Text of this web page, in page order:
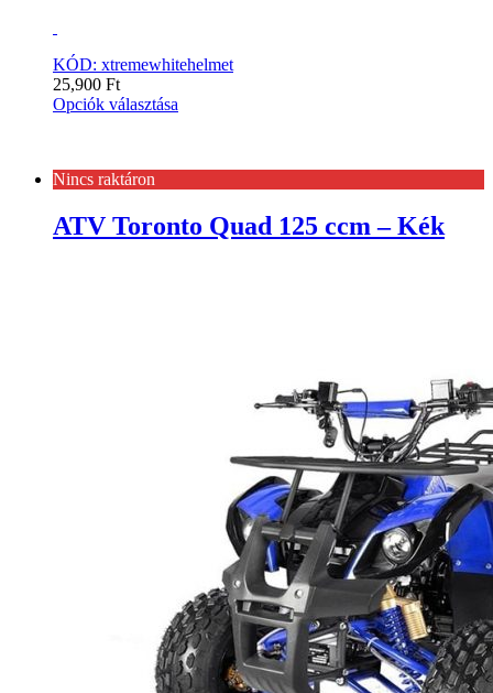
KÓD: xtremewhitehelmet
25,900 Ft
Opciók választása
Nincs raktáron
ATV Toronto Quad 125 ccm – Kék